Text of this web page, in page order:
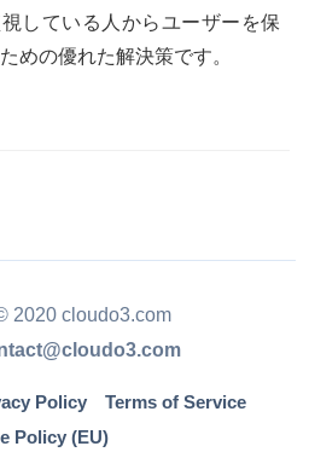
している人からユーザーを保
めの優れた解決策です。
2020 cloudo3.com
Policy
Terms of Service
Policy (EU)